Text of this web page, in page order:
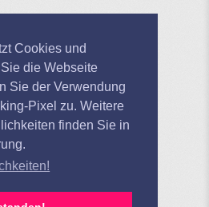
Cookies und
die Webseite
Sie der Verwendung
Pixel zu. Weitere
finden Sie in